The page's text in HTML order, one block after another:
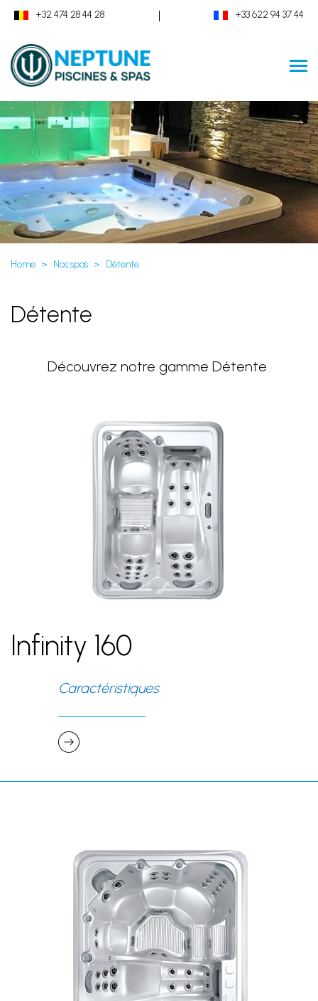
+32 474 28 44 28 | +33 622 94 37 44
Home Nos spas Détente
Détente
Découvrez notre gamme Détente
Infinity 160
Caractéristiques